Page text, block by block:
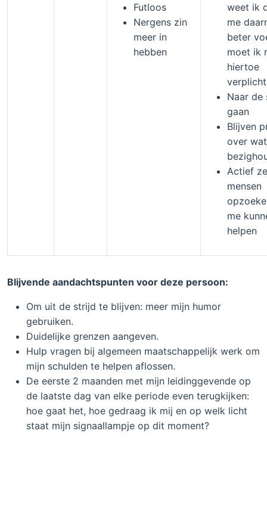
Futloos
Nergens zin
meer in
hebben
weet ik
me
beter
moet ik
hiertoe
Naar de
gaan
Blijven
over
Actief
mensen
me
helpen
Blijvende aandachtspunten voor deze persoon:
Om uit de strijd te blijven: meer mijn humor
gebruiken.
Duidelijke grenzen aangeven.
Hulp vragen bij algemeen maatschappelijk werk om
mijn schulden te helpen aflossen.
De eerste 2 maanden met mijn leidinggevende op
de laatste dag van elke periode even terugkijken:
hoe gaat het, hoe gedraag ik mij en op welk licht
staat mijn signaallampje op dit moment?